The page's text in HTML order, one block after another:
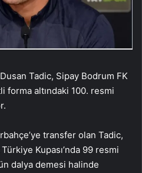
Dusan Tadic, Sipay Bodrum FK
forma altındaki 100. resmi
transfer olan Tadic,
Kupası’nda 99 resmi
dalya demesi halinde